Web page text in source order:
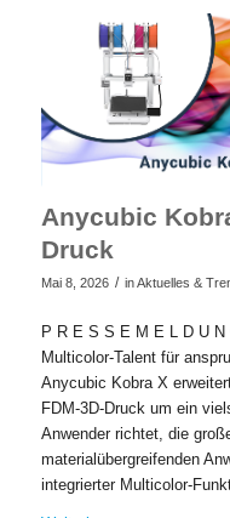
Anycubic
Druck
Mai 8, 2026 / inAktuelles &
P R E S S E M E L D U
Multicolor-Talent für
Anycubic Kobra X
FDM‑3D‑Druck um ein
Anwender richtet, die
materialübergreifenden
integrierter